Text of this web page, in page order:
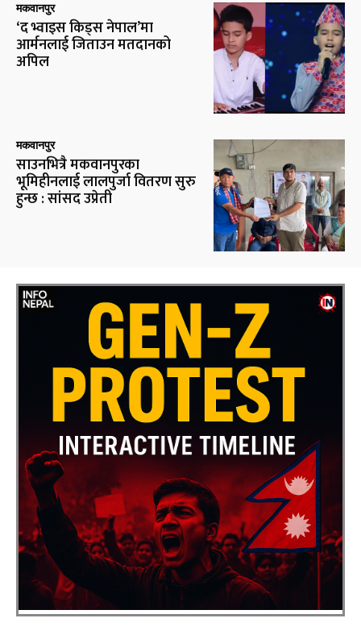
मकवानपुर
‘द भ्वाइस किड्स नेपाल’मा
आर्मनलाई जिताउन मतदानको
अपिल
मकवानपुर
साउनभित्रै मकवानपुरका
भूमिहीनलाई लालपुर्जा वितरण सुरु
हुन्छ : सांसद उप्रेती